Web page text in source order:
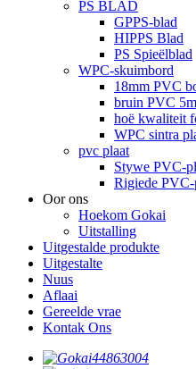
PS BLAD
GPPS-blad
HIPPS Blad
PS Spieëlblad
WPC-skuimbord
18mm PVC
bruin PVC
hoë kwaliteit
WPC sintra
pvc plaat
Stywe PVC-
Rigiede
Oor ons
Hoekom Gokai
Uitstalling
Uitgestalde produkte
Uitgestalte
Nuus
Aflaai
Gereelde vrae
Kontak Ons